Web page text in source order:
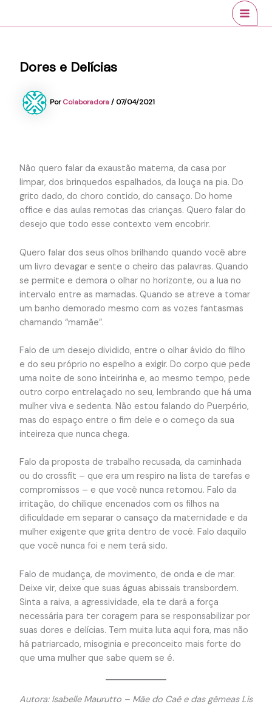
Dores e Delícias
PorColaboradora/ 07/04/2021
Não quero falar da exaustão materna, da casa por
limpar, dos brinquedos espalhados, da louça na pia. Do
grito dado, do choro contido, do cansaço. Do home
office e das aulas remotas das crianças. Quero falar do
desejo que todo esse contexto vem encobrir.
Quero falar dos seus olhos brilhando quando você abre
um livro devagar e sente o cheiro das palavras. Quando
se permite e demora o olhar no horizonte, ou a lua no
intervalo entre as mamadas. Quando se atreve a tomar
um banho demorado mesmo com as vozes fantasmas
chamando “mamãe”.
Falo de um desejo dividido, entre o olhar ávido do filho
e do seu próprio no espelho a exigir. Do corpo que pede
uma noite de sono inteirinha e, ao mesmo tempo, pede
outro corpo entrelaçado no seu, lembrando que há uma
mulher viva e sedenta. Não estou falando do Puerpério,
mas do espaço entre o fim dele e o começo da sua
inteireza que nunca chega.
Falo da proposta de trabalho recusada, da caminhada
ou do crossfit – que era um respiro na lista de tarefas e
compromissos – e que você nunca retomou. Falo da
irritação, do chilique encenados com os filhos na
dificuldade em separar o cansaço da maternidade e da
mulher exigente que grita dentro de você. Falo daquilo
que você nunca foi e nem terá sido.
Falo de mudança, de movimento, de onda e de mar.
Deixe vir, deixe que suas águas abissais transbordem.
Sinta a raiva, a agressividade, ela te dará a força
necessária para ter coragem para se responsabilizar por
suas dores e delícias. Tem muita luta aqui fora, mas não
há patriarcado, misoginia e preconceito mais forte do
que uma mulher que sabe quem se é.
Autora: Isabelle Maurutto – Mãe do Caê e das gêmeas Lis